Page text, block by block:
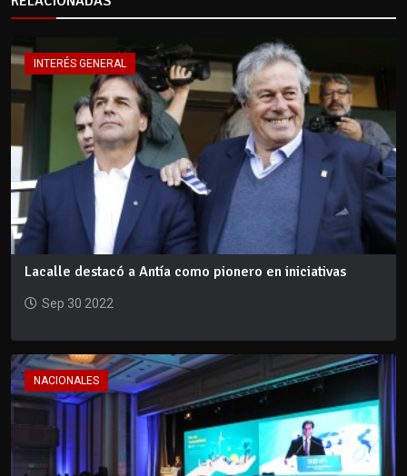
INTERÉS GENERAL
Lacalle destacó a Antía como pionero en iniciativas
Sep 30 2022
NACIONALES